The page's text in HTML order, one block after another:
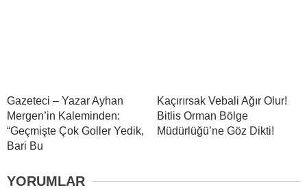
Gazeteci – Yazar Ayhan
Mergen’in Kaleminden:
“Geçmişte Çok Goller Yedik,
Bari Bu
Kaçırırsak Vebali Ağır Olur!
Bitlis Orman Bölge
Müdürlüğü’ne Göz Dikti!
YORUMLAR